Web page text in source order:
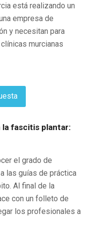
está realizando un
empresa de
y necesitan para
murcianas
la fascitis plantar:
el grado de
las guías de práctica
Al final de la
con un folleto de
los profesionales a